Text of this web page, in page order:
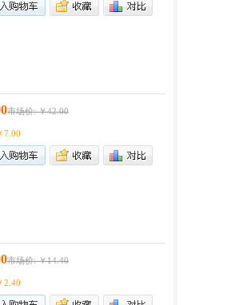
市场价: ￥42.00
7.00
市场价: ￥14.40
2.40